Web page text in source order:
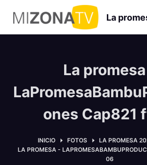
S
a
l
La
La
ones Cap821
INICIO FOTOS
LA PROMESA
LA PROMESA -
06